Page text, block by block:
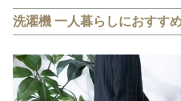
洗濯機 一人暮らしにおすす